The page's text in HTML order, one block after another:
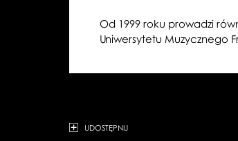
Od 1999 roku prowadzi
Uniwersytetu Muzycznego
UDOSTĘPNIJ